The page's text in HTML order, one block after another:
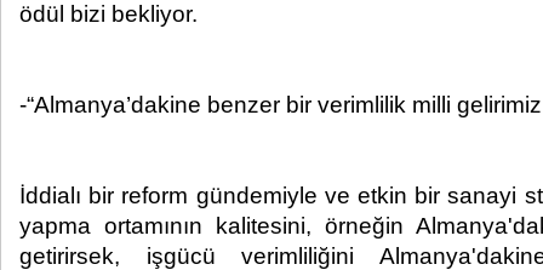
ödül bizi bekliyor.
-“Almanya’dakine benzer bir verimlilik milli gelirimizi
İddialı bir reform gündemiyle ve etkin bir sanayi
yapma ortamının kalitesini, örneğin
getirirsek, işgücü verimliliğini